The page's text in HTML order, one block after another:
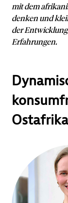
mit dem
denken und
der
Erfahrungen.
Ostafrika